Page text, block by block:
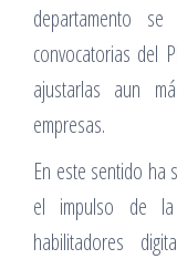
departamento
convocatorias del
ajustarlas aun
empresas.
En este sentido ha
el impulso de
habilitadores